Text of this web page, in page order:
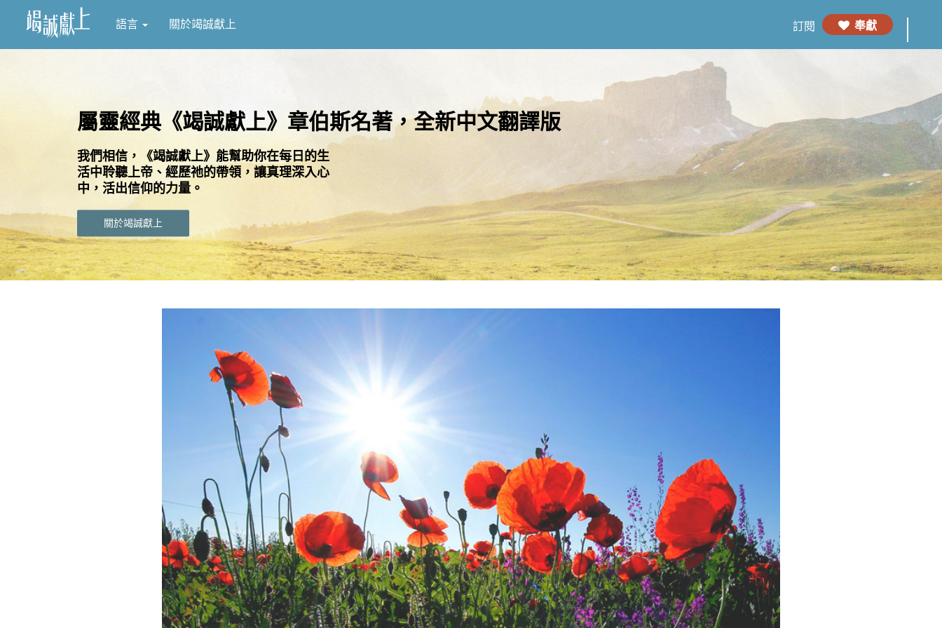
奉獻
訂閱
語言 關於竭誠獻上
屬靈經典《竭誠獻上》章伯斯名著，全新中文翻譯版
我們相信，《竭誠獻上》能幫助你在每日的生
活中聆聽上帝、經歷祂的帶領，讓真理深入心
中，活出信仰的力量。
關於竭誠獻上